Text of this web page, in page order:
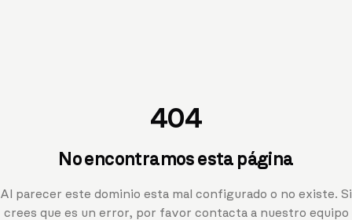
404
No encontramos esta página
Al parecer este dominio esta mal configurado o no existe. Si
crees que es un error, por favor contacta a nuestro equipo